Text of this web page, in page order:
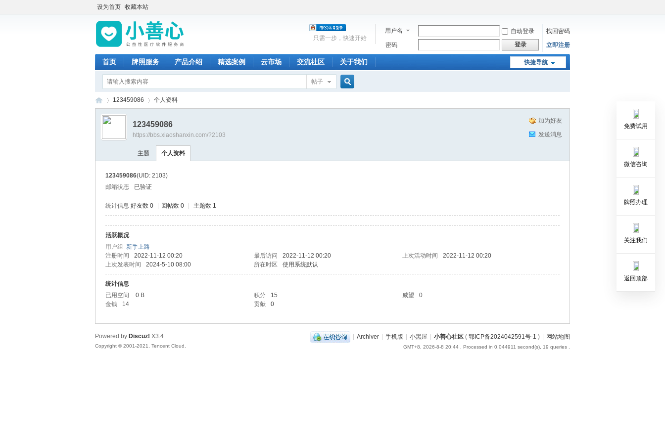
设为首页 收藏本站
用户名 自动登录
找回密码
密码
登录 立即注册
只需一步，快速开始
快捷导航
首页 牌照服务 产品介绍 精选案例 云市场 交流社区 关于我们
帖子
心
›
123459086 个人资料
加为好友
发送消息
123459086
https://bbs.xiaoshanxin.com/?2103
主题 个人资料
123459086(UID: 2103)
邮箱状态
已验证
统计信息 好友数 0 回帖数 0 主题数 1
活跃概况
用户组 新手上路
注册时间
2022-11-12 00:20 最后访问 2022-11-12 00:20 上次活动时间
2022-11-12 00:20
上次发表时间
2024-5-10 08:00 所在时区 使用系统默认
统计信息
已用空间
0 B 积分 15 威望
0
金钱
14 贡献 0
| Archiver | 手机版 | 小黑屋 | 小善心社区 ( 鄂ICP备2024042591号-1 ) | 网站地图
免费试用
微信咨询
牌照办理
关注我们
返回顶部
GMT+8, 2026-8-8 20:44 , Processed in 0.044911 second(s), 19 queries .
Powered by Discuz! X3.4
Copyright © 2001-2021, Tencent Cloud.